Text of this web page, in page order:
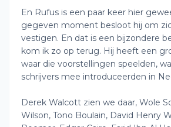
En Rufus is een paar keer hier
gegeven moment besloot hij om
vestigen. En dat is een bijzondere
kom ik zo op terug. Hij heeft een
waar die voorstellingen speelden,
schrijvers mee introduceerden in
Derek Walcott zien we daar, Wole
Wilson, Tono Boulain, David Henry